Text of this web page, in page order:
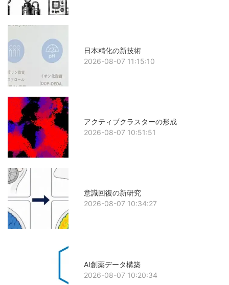
日本精化の新技術
2026-08-07 11:15:10
アクティブクラスターの形成
2026-08-07 10:51:51
意識回復の新研究
2026-08-07 10:34:27
AI創薬データ構築
2026-08-07 10:20:34